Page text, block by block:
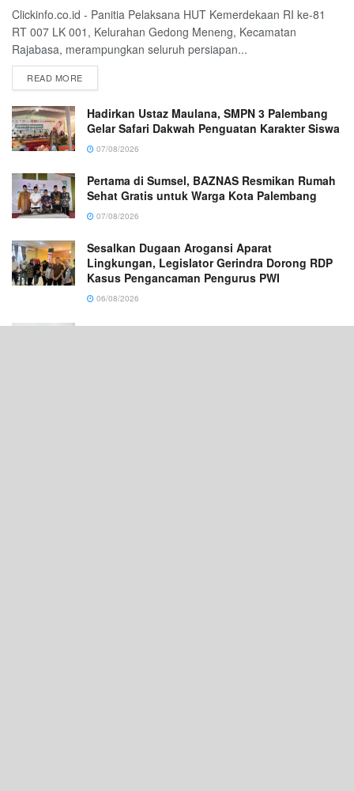
Clickinfo.co.id - Panitia Pelaksana HUT Kemerdekaan RI ke-81
RT 007 LK 001, Kelurahan Gedong Meneng, Kecamatan
Rajabasa, merampungkan seluruh persiapan...
READ MORE
Hadirkan Ustaz Maulana, SMPN 3 Palembang
Gelar Safari Dakwah Penguatan Karakter Siswa
07/08/2026
Pertama di Sumsel, BAZNAS Resmikan Rumah
Sehat Gratis untuk Warga Kota Palembang
07/08/2026
Sesalkan Dugaan Arogansi Aparat
Lingkungan, Legislator Gerindra Dorong RDP
Kasus Pengancaman Pengurus PWI
06/08/2026
Uang Rakyat Dipertaruhkan, Aspeknas